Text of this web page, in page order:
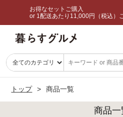
お得なセットご購入
or 1配送あたり11,000円（税込）
トップ 商品一覧
商品一